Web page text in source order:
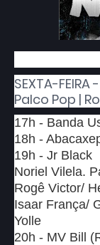
SEXTA-FEIRA
Palco Pop |
17h - Banda
18h -
19h - Jr Black
Noriel Vilela.
Rogê Victor/
Isaar França/
Yolle
20h - MV Bill